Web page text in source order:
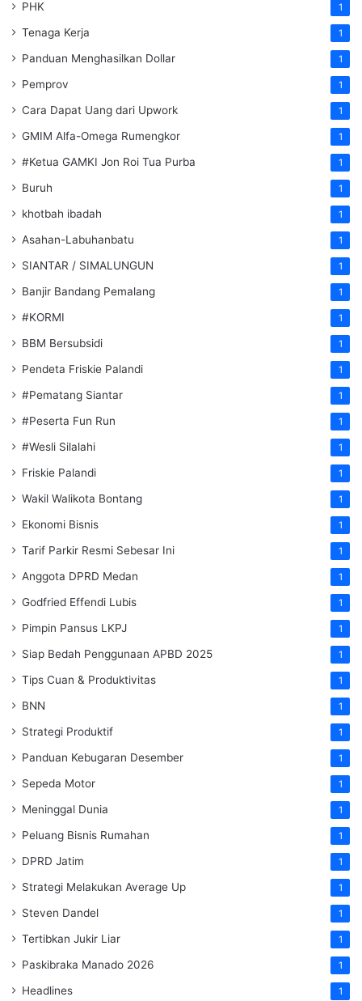
PHK 1
Tenaga Kerja 1
Panduan Menghasilkan Dollar 1
Pemprov 1
Cara Dapat Uang dari Upwork 1
GMIM Alfa-Omega Rumengkor 1
#Ketua GAMKI Jon Roi Tua Purba 1
Buruh 1
khotbah ibadah 1
Asahan-Labuhanbatu 1
SIANTAR / SIMALUNGUN 1
Banjir Bandang Pemalang 1
#KORMI 1
BBM Bersubsidi 1
Pendeta Friskie Palandi 1
#Pematang Siantar 1
#Peserta Fun Run 1
#Wesli Silalahi 1
Friskie Palandi 1
Wakil Walikota Bontang 1
Ekonomi Bisnis 1
Tarif Parkir Resmi Sebesar Ini 1
Anggota DPRD Medan 1
Godfried Effendi Lubis 1
Pimpin Pansus LKPJ 1
Siap Bedah Penggunaan APBD 2025 1
Tips Cuan & Produktivitas 1
BNN 1
Strategi Produktif 1
Panduan Kebugaran Desember 1
Sepeda Motor 1
Meninggal Dunia 1
Peluang Bisnis Rumahan 1
DPRD Jatim 1
Strategi Melakukan Average Up 1
Steven Dandel 1
Tertibkan Jukir Liar 1
Paskibraka Manado 2026 1
Headlines 1